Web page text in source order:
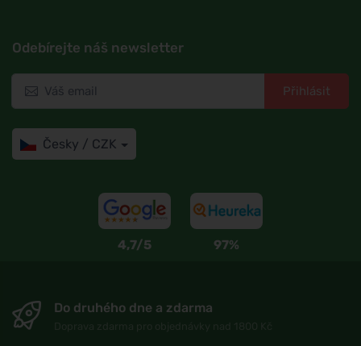
Odebírejte náš newsletter
Přihlásit
Česky / CZK
4,7/5 97%
Do druhého dne a zdarma